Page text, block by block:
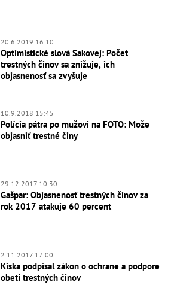
20.6.2019 16:10
Optimistické slová Sakovej: Počet
trestných činov sa znižuje, ich
objasnenosť sa zvyšuje
10.9.2018 15:45
Polícia pátra po mužovi na FOTO: Može
objasniť trestné činy
29.12.2017 10:30
Gašpar: Objasnenosť trestných činov za
rok 2017 atakuje 60 percent
2.11.2017 17:00
Kiska podpísal zákon o ochrane a podpore
obetí trestných činov